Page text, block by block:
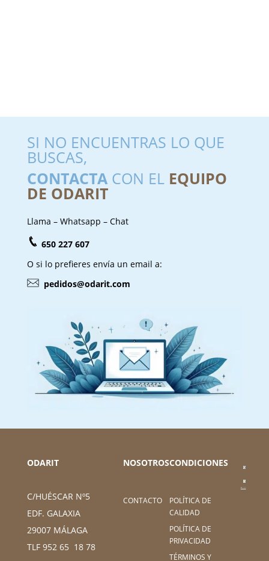
SI NO ENCUENTRAS LO QUE
BUSCAS,
CONTACTACON EL EQUIPO
DE ODARIT
Llama – Whatsapp – Chat
650 227 607
O si lo prefieres envía un email a:
pedidos@odarit.com
ODARIT
C/HUÉSCAR Nº5
EDF. GALAXIA
29007 MÁLAGA
TLF 952 65 18 78
NOSOTROS
CONTACTO
CONDICIONES
POLÍTICA DE
CALIDAD
POLÍTICA DE
PRIVACIDAD
TÉRMINOS Y